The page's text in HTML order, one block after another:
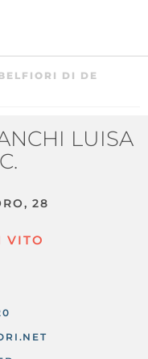
DI DE
LUISA
28
VITO